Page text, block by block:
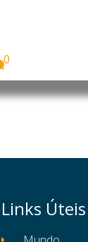
0
Links Úteis